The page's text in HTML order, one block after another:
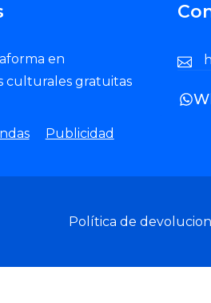
en
culturales gratuitas
Publicidad
Política de